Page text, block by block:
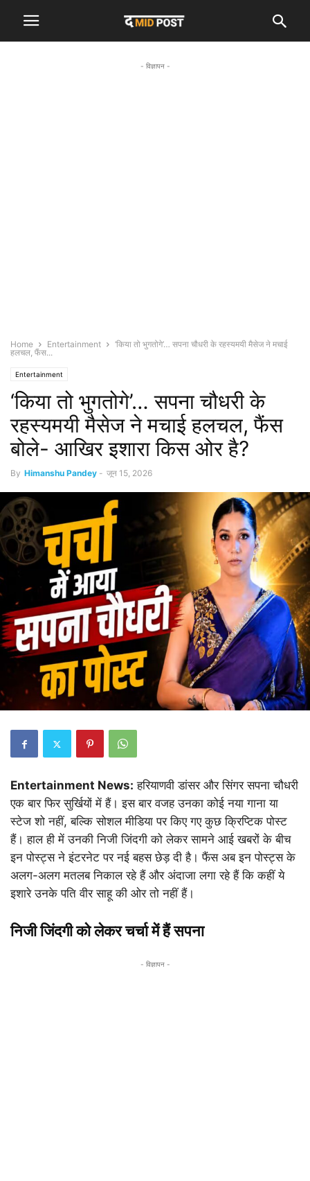
- विज्ञापन -
Home Entertainment
‘किया तो भुगतोगे’… सपना चौधरी के रहस्यमयी मैसेज ने मचाई
हलचल, फैंस...
Entertainment
‘किया तो भुगतोगे’… सपना चौधरी के
रहस्यमयी मैसेज ने मचाई हलचल, फैंस
बोले- आखिर इशारा किस ओर है?
By Himanshu Pandey - जून 15, 2026
Entertainment News: हरियाणवी डांसर और सिंगर सपना चौधरी
एक बार फिर सुर्खियों में हैं। इस बार वजह उनका कोई नया गाना या
स्टेज शो नहीं, बल्कि सोशल मीडिया पर किए गए कुछ क्रिप्टिक पोस्ट
हैं। हाल ही में उनकी निजी जिंदगी को लेकर सामने आई खबरों के बीच
इन पोस्ट्स ने इंटरनेट पर नई बहस छेड़ दी है। फैंस अब इन पोस्ट्स के
अलग-अलग मतलब निकाल रहे हैं और अंदाजा लगा रहे हैं कि कहीं ये
इशारे उनके पति वीर साहू की ओर तो नहीं हैं।
निजी जिंदगी को लेकर चर्चा में हैं सपना
- विज्ञापन -